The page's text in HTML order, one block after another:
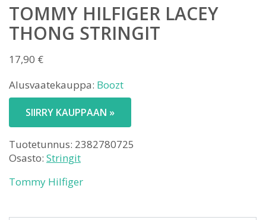
TOMMY HILFIGER LACEY
THONG STRINGIT
17,90 €
Alusvaatekauppa: Boozt
SIIRRY KAUPPAAN »
Tuotetunnus: 2382780725
Osasto: Stringit
Tommy Hilfiger